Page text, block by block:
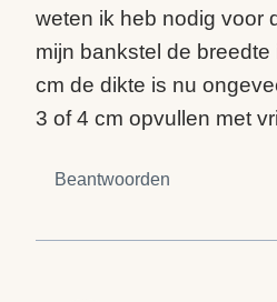
weten ik heb nodig voor
mijn bankstel de
cm de dikte is nu
3 of 4 cm opvullen met
Beantwoorden